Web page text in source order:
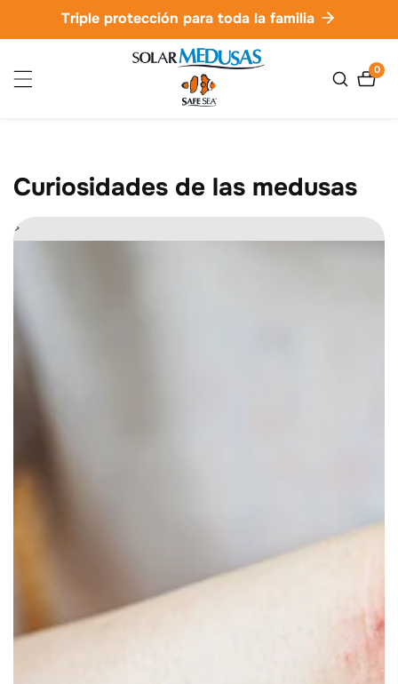
Triple protección para toda la familia
00
Curiosidades de las medusas
>